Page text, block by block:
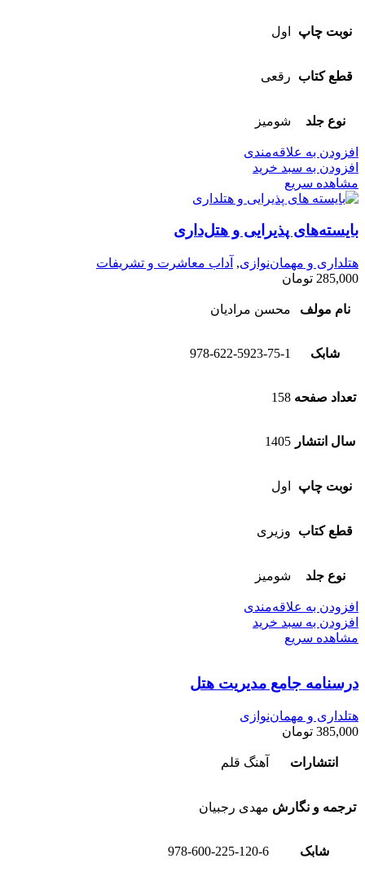
نوبت چاپ اول
قطع کتاب رقعی
نوع جلد شومیز
افزودن به علاقه‌مندی
افزودن به سبد خرید
مشاهده سریع
بایسته‌های پذیرایی و هتل‌داری
هتلداری و مهمان‌نوازی, آداب معاشرت و تشریفات
285,000 تومان
نام مولف محسن مرادیان
شابک 978-622-5923-75-1
تعداد صفحه 158
سال انتشار 1405
نوبت چاپ اول
قطع کتاب وزیری
نوع جلد شومیز
افزودن به علاقه‌مندی
افزودن به سبد خرید
مشاهده سریع
درسنامه جامع مدیریت هتل
هتلداری و مهمان‌نوازی
385,000 تومان
انتشارات آهنگ قلم
ترجمه و نگارش مهدی رجبیان
شابک 978-600-225-120-6